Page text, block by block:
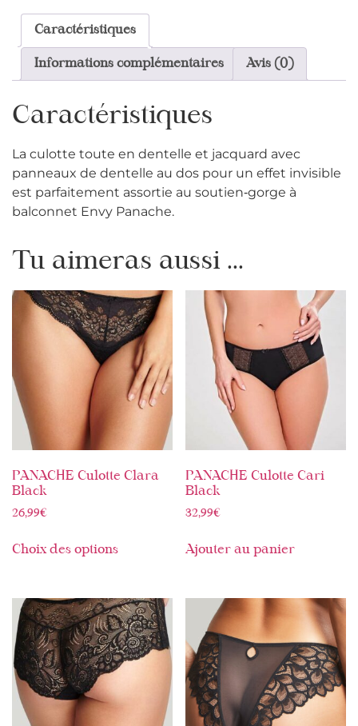
Caractéristiques
Informations complémentaires Avis (0)
Caractéristiques
La culotte toute en dentelle et jacquard avec
panneaux de dentelle au dos pour un effet invisible
est parfaitement assortie au soutien‑gorge à
balconnet Envy Panache.
Tu aimeras aussi ...
PANACHE Culotte Clara
Black
26,99€
Choix des options
PANACHE Culotte Cari
Black
32,99€
Ajouter au panier